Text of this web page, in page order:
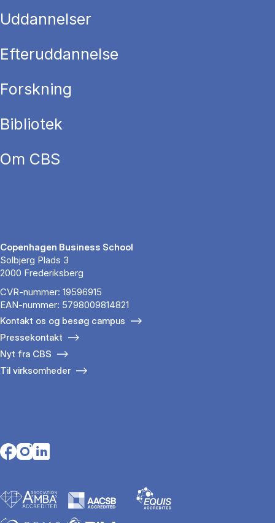
Uddannelser
Efteruddannelse
Forskning
Bibliotek
Om CBS
Copenhagen Business School
Solbjerg Plads 3
2000 Frederiksberg
CVR-nummer: 19596915
EAN-nummer: 5798009814821
Kontakt os og besøg campus
Pressekontakt
Nyt fra CBS
Til virksomheder
Opens in a new tab
Opens in a new tab
Opens in a new tab